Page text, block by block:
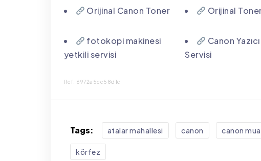
Orijinal Canon Toner Orijinal
fotokopi makinesi
yetkili servisi
Canon
Servisi
Ref: 6972a5cc58d1c
Tags: atalar mahallesi canon canon
körfez